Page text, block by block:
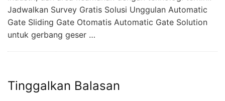
Jadwalkan Survey Gratis Solusi Unggulan Automatic
Gate Sliding Gate Otomatis Automatic Gate Solution
untuk gerbang geser …
Tinggalkan Balasan